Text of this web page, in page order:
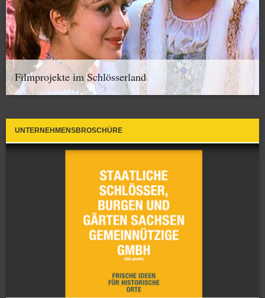
Filmprojekte im Schlösserland
UNTERNEHMENSBROSCHÜRE